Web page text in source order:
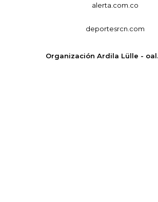
alerta.com.co
deportesrcn.com
Organización Ardila Lülle -